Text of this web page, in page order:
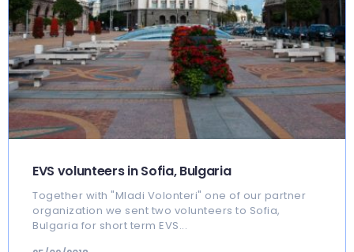
EVS volunteers in Sofia, Bulgaria
Together with "Mladi Volonteri" one of our partner
organization we sent two volunteers to Sofia,
Bulgaria for short term EVS...